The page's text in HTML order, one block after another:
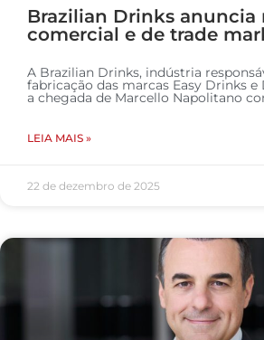
Brazilian Drinks
comercial e de trade
A Brazilian Drinks, indústria
fabricação das marcas Easy Drinks e
a chegada de Marcello Napolitano
LEIA MAIS »
22 de dezembro de 2025